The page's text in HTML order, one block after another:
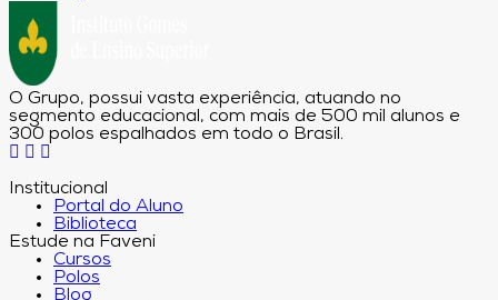
O Grupo, possui vasta experiência, atuando no
segmento educacional, com mais de 500 mil alunos e
300 polos espalhados em todo o Brasil.
Institucional
Portal do Aluno
Biblioteca
Estude na Faveni
Cursos
Polos
Blog